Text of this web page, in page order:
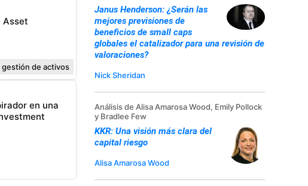
Asset
gestión de activos
en una
Janus Henderson: ¿Serán las
mejores previsiones de
beneficios de small caps
globales el catalizador para una revisión de
valoraciones?
Nick Sheridan
Análisis de Alisa Amarosa Wood, Emily Pollock
y Bradlee Few
KKR: Una visión más clara del
capital riesgo
Alisa Amarosa Wood